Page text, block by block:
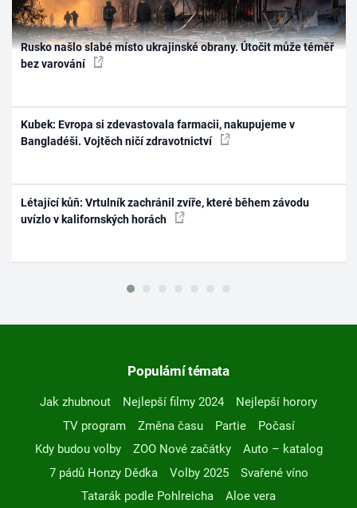
Rusko našlo slabé místo ukrajinské obrany. Útočit může téměř
bez varování
Kubek: Evropa si zdevastovala farmacii, nakupujeme v
Bangladéši. Vojtěch ničí zdravotnictví
Létající kůň: Vrtulník zachránil zvíře, které během závodu
uvízlo v kalifornských horách
Populární témata
Jak zhubnout Nejlepší filmy 2024
Nejlepší horory
TV program
Změna času Partie
Počasí
Kdy budou volby
ZOO Nové začátky
Auto – katalog
7 pádů Honzy Dědka
Volby 2025
Svařené víno
Tatarák podle Pohlreicha
Aloe vera